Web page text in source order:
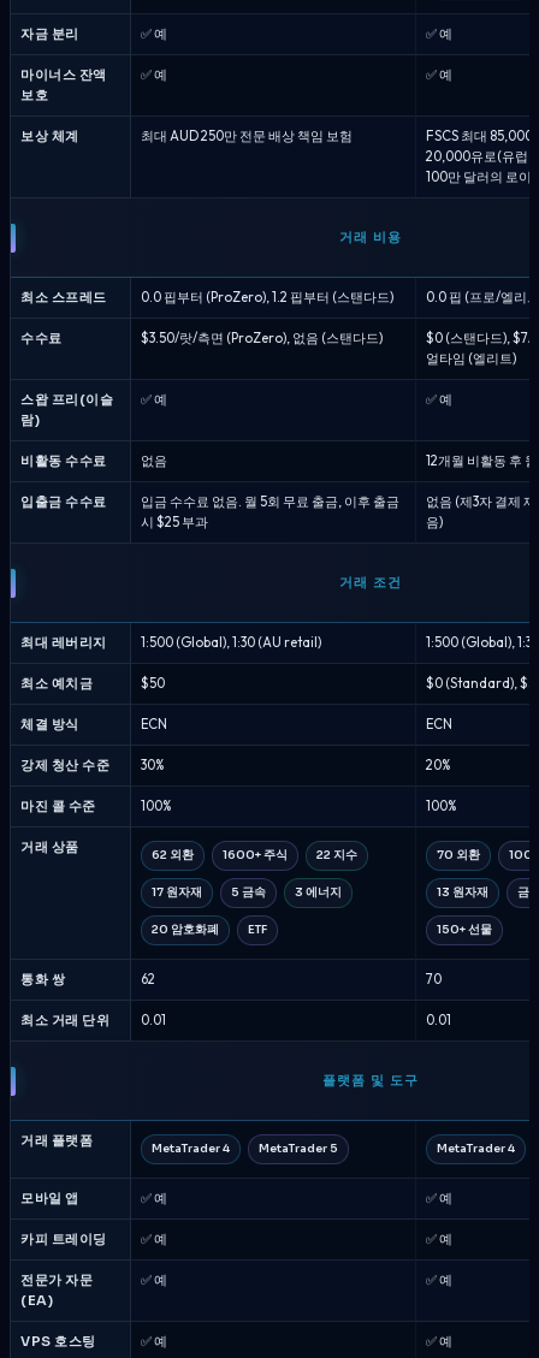
자금 분리 ✅ 예 ✅ 예
마이너스 잔액
보호
✅ 예 ✅ 예
보상 체계 최대 AUD 250만 전문 배상 책임 보험
FSCS 최대
20,000유로(유럽
100만 달러의 로이
거래 비용
최소 스프레드 0.0 핍부터 (ProZero), 1.2 핍부터 (스탠다드) 0.0 핍 (프로/엘리
수수료 $3.50/랏/측면 (ProZero), 없음 (스탠다드)
$0 (스탠다드), $7/
얼타임 (엘리트)
스왑 프리(이슬
람)
✅ 예 ✅ 예
비활동 수수료 없음 12개월 비활동 후
입출금 수수료
입금 수수료 없음. 월 5회 무료 출금, 이후 출금
시 $25 부과
없음 (제3자 결제
음)
거래 조건
최대 레버리지 1:500 (Global), 1:30 (AU retail) 1:500 (Global),
최소 예치금 $50 $0 (Standard),
체결 방식 ECN ECN
강제 청산 수준 30% 20%
마진 콜 수준 100% 100%
거래 상품 62 외환 1600+ 주식 22 지수
17 원자재 5 금속 3 에너지
20 암호화폐 ETF
70 외환
13 원자재 금
150+ 선물
통화 쌍 62 70
최소 거래 단위 0.01 0.01
플랫폼 및 도구
거래 플랫폼 MetaTrader 4 MetaTrader 5 MetaTrader 4
모바일 앱 ✅ 예 ✅ 예
카피 트레이딩 ✅ 예 ✅ 예
전문가 자문
(EA)
✅ 예 ✅ 예
VPS 호스팅 ✅ 예 ✅ 예